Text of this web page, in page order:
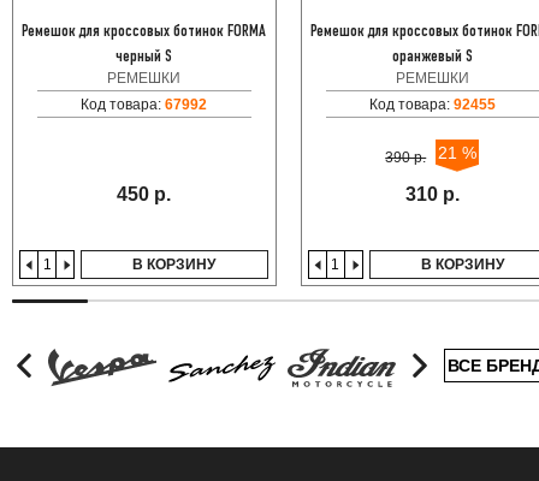
Ремешок для кроссовых ботинок FORMA
черный S
РЕМЕШКИ
Код товара:67992
450 р.
В КОРЗИНУ
Ремешок для кроссовых ботинок
оранжевый S
РЕМЕШКИ
Код товара: 92455
390 р. 21 %
310 р.
В КОРЗИНУ
ВСЕ